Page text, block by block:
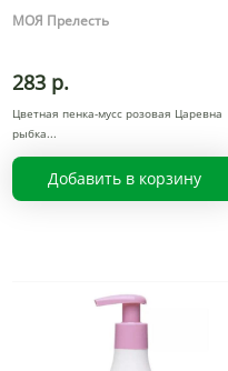
МОЯ Прелесть
283 р.
Цветная пенка-мусс розовая Царевна
рыбка
Добавить в корзину